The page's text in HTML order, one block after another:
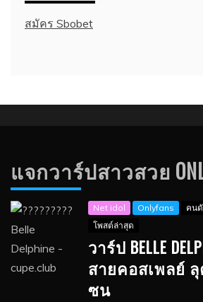
สมัคร Sbobet
แจกวาร์ปสาวสวย
Net idol Onlyfans คน
โพสต์ล่าสุด
วาร์ป BELLE
สายคอสเพลย์
ซน